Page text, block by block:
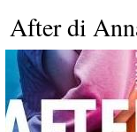
After di